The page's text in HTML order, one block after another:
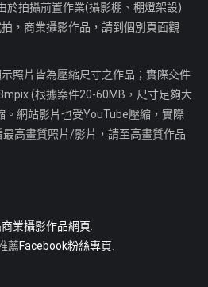
於拍攝前置作業(攝影棚、棚燈架設)
，商業攝影作品，請到個別頁面觀
照片皆為壓縮尺寸之作品；實際交件
(根據案件20-60MB，尺寸足夠大
。網站影片也受YouTube壓縮，實際
高畫質照片/影片，請至高畫質作品
商業攝影作品網頁
薦Facebook粉絲專頁